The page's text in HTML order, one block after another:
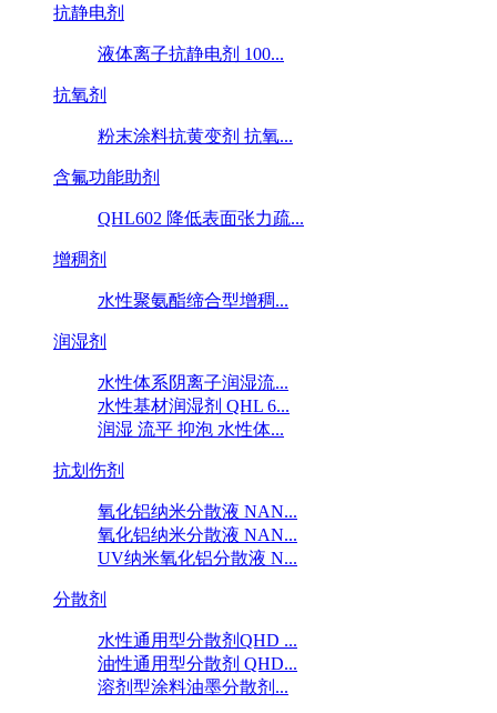
抗静电剂
液体离子抗静电剂 100...
抗氧剂
粉末涂料抗黄变剂 抗氧...
含氟功能助剂
QHL602 降低表面张力疏...
增稠剂
水性聚氨酯缔合型增稠...
润湿剂
水性体系阴离子润湿流...
水性基材润湿剂 QHL 6...
润湿 流平 抑泡 水性体...
抗划伤剂
氧化铝纳米分散液 NAN...
氧化铝纳米分散液 NAN...
UV纳米氧化铝分散液 N...
分散剂
水性通用型分散剂QHD ...
油性通用型分散剂 QHD...
溶剂型涂料油墨分散剂...